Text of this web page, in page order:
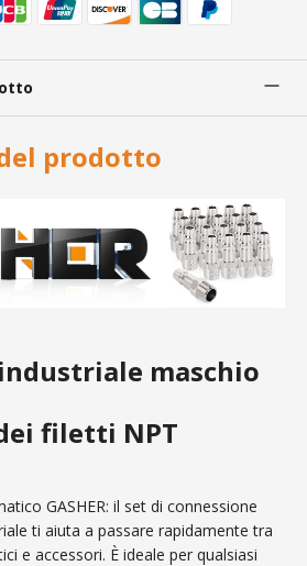
prodotto
maschio
filetti NPT
GASHER: il set di connessione
ti aiuta a passare rapidamente tra
e accessori. È ideale per qualsiasi